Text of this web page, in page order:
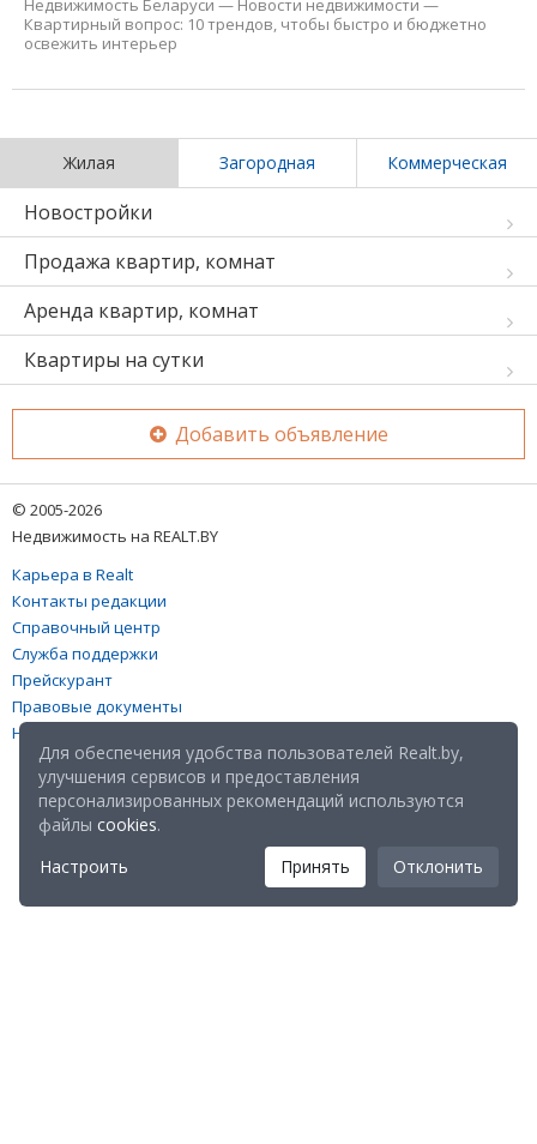
Недвижимость Беларуси — Новости недвижимости —
Квартирный вопрос: 10 трендов, чтобы быстро и бюджетно
освежить интерьер
Жилая Загородная Коммерческая
Новостройки
Продажа квартир, комнат
Аренда квартир, комнат
Квартиры на сутки
Добавить объявление
© 2005-2026
Недвижимость на REALT.BY
Карьера в Realt
Контакты редакции
Справочный центр
Служба поддержки
Прейскурант
Правовые документы
Настройка файлов cookies
Для обеспечения удобства пользователей Realt.by,
улучшения сервисов и предоставления
персонализированных рекомендаций используются
файлы cookies.
Настроить
Принять Отклонить